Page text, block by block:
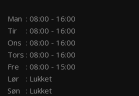
Man : 08:00 - 16:00
Tir
: 08:00 - 16:00
Ons : 08:00 - 16:00
Tors : 08:00 - 16:00
Fre
: 08:00 - 15:00
Lør
: Lukket
Søn
: Lukket